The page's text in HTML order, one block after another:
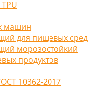
машин
для пищевых сред
морозостойкий
продуктов
10362-2017